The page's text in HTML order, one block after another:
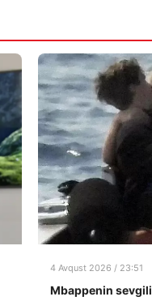
4 Avqust 2026 / 23:51
Mbappenin